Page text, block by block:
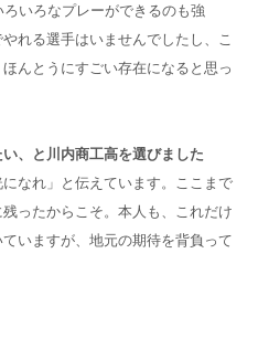
いろなプレーができるのも強
れる選手はいませんでしたし、こ
んとうにすごい存在になると思っ
、と川内商工高を選びました
なれ」と伝えています。ここまで
ったからこそ。本人も、これだけ
いますが、地元の期待を背負って